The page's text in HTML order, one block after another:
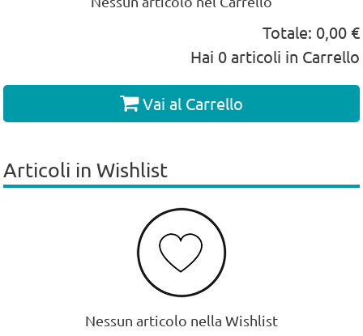
Hai 0 articoli in Carrello
Totale: 0,00 €
Vai al Carrello
Articoli in Wishlist
Nessun articolo nella Wishlist